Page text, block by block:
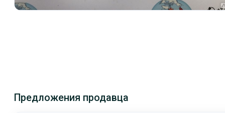
Предложения продавца